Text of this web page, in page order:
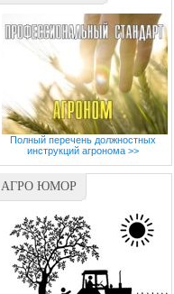
Полный перечень должностных
инструкций агронома >>
АГРО ЮМОР